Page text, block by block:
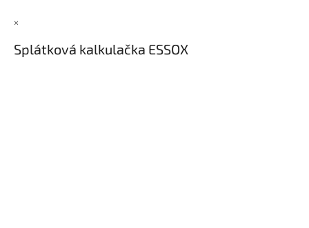
ý
p
×
Splátková kalkulačka ESSOX